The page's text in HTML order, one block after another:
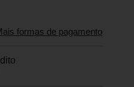
formas de pagamento